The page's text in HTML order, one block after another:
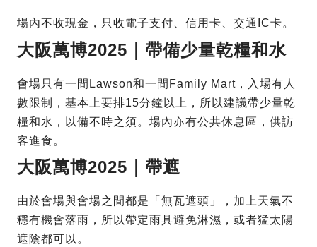
場內不收現金，只收電子支付、信用卡、交通IC卡。
大阪萬博2025｜帶備少量乾糧和水
會場只有一間Lawson和一間Family Mart，入場有人
數限制，基本上要排15分鐘以上，所以建議帶少量乾
糧和水，以備不時之須。場內亦有公共休息區，供訪
客進食。
大阪萬博2025｜帶遮
由於會場與會場之間都是「無瓦遮頭」，加上天氣不
穩有機會落雨，所以帶定雨具避免淋濕，或者猛太陽
遮陰都可以。